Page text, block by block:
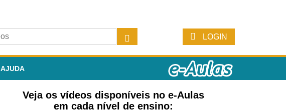
LOGIN
AJUDA
Veja os vídeos disponíveis no e-Aulas
em cada nível de ensino: